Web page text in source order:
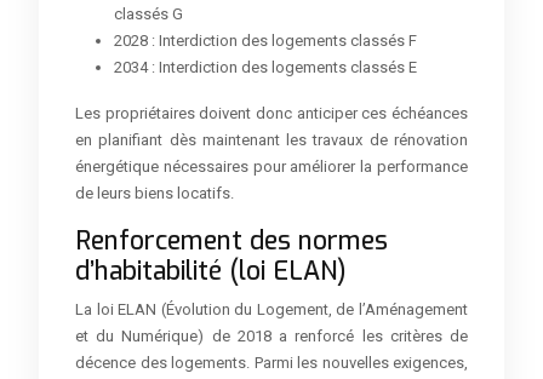
classés G
2028 : Interdiction des logements classés F
2034 : Interdiction des logements classés E
Les propriétaires doivent donc anticiper ces échéances
en planifiant dès maintenant les travaux de rénovation
énergétique nécessaires pour améliorer la performance
de leurs biens locatifs.
Renforcement des normes
d’habitabilité (loi ELAN)
La loi ELAN (Évolution du Logement, de l’Aménagement
et du Numérique) de 2018 a renforcé les critères de
décence des logements. Parmi les nouvelles exigences,